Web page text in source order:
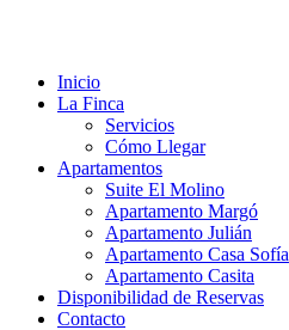
Inicio
La Finca
Servicios
Cómo Llegar
Apartamentos
Suite El Molino
Apartamento Margó
Apartamento Julián
Apartamento Casa Sofía
Apartamento Casita
Disponibilidad de Reservas
Contacto